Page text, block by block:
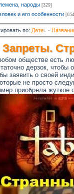
народы [329]
и его особенности
по: Дате ·
Запреты.
обществе есть
дерзок,
заявить о своей
не просто
приобрела жуткое